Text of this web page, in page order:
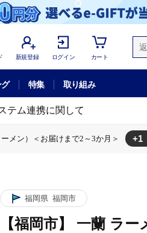
新規登録 ログイン カート
特集 取り組み
テム連携に関して
メン）＜お届けまで2～3か月＞ +1
福岡県 福岡市
【福岡市】 一蘭 ラ